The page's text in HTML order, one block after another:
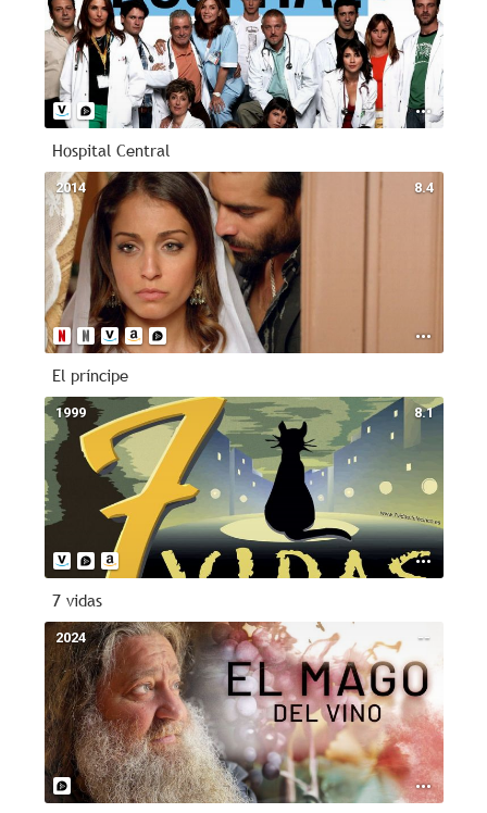
Hospital Central
8.4
2014
El príncipe
8.1
1999
7 vidas
--
2024